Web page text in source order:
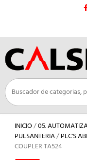
INICIO/05.
PULSANTERIA/PLC'S
COUPLER TA524